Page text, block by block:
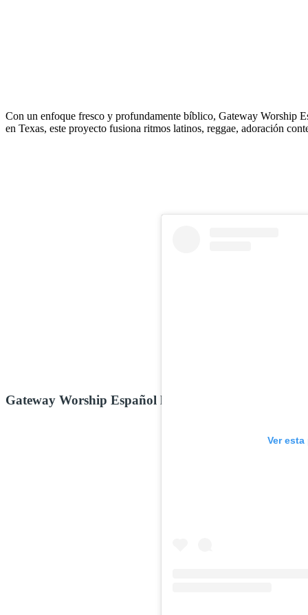
Gateway Worship Español lanza “Eterno Dios”,
Con un enfoque fresco y profundamente bíblico, Gateway Worship
en Texas, este proyecto fusiona ritmos latinos, reggae, adoración
Ver